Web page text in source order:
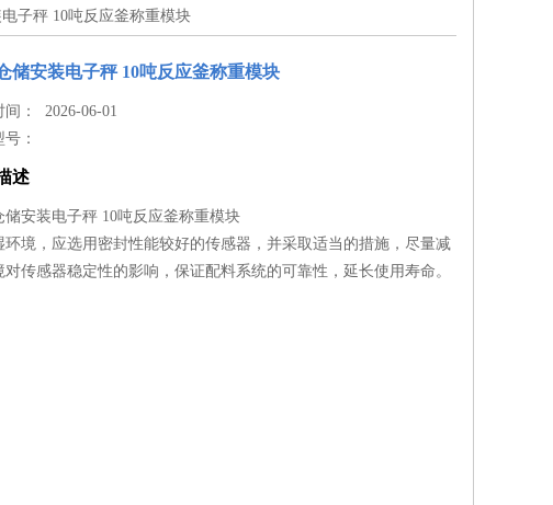
子秤 10吨反应釜称重模块
储安装电子秤 10吨反应釜称重模块
间： 2026-06-01
号：
述
储安装电子秤 10吨反应釜称重模块
环境，应选用密封性能较好的传感器，并采取适当的措施，尽量减
对传感器稳定性的影响，保证配料系统的可靠性，延长使用寿命。